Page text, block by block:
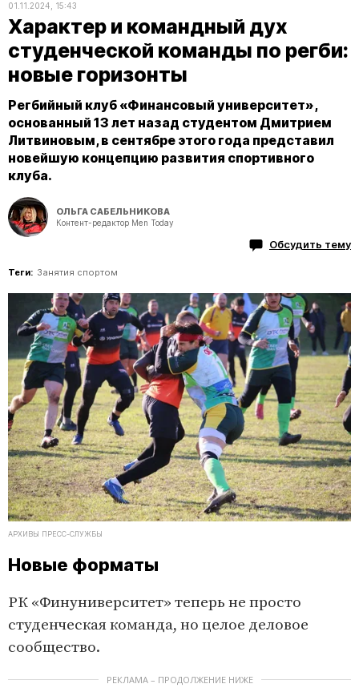
01.11.2024, 15:43
Характер и командный дух
студенческой команды по регби:
новые горизонты
Регбийный клуб «Финансовый университет»,
основанный 13 лет назад студентом Дмитрием
Литвиновым, в сентябре этого года представил
новейшую концепцию развития спортивного
клуба.
ОЛЬГА САБЕЛЬНИКОВА
Контент-редактор Men Today
Обсудить тему
Теги: Занятия спортом
АРХИВЫ ПРЕСС-СЛУЖБЫ
Новые форматы
РК «Финуниверситет» теперь не просто
студенческая команда, но целое деловое
сообщество.
РЕКЛАМА – ПРОДОЛЖЕНИЕ НИЖЕ